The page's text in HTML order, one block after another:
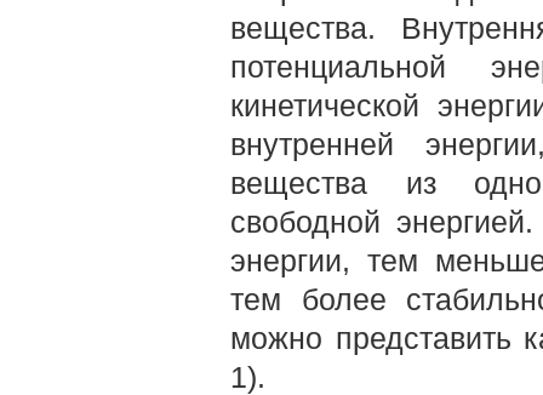
вещества.
потенциаль­ной
кинетической
внутрен­ней
вещества из
свободной
энергии, тем
тем более
можно представить
1).